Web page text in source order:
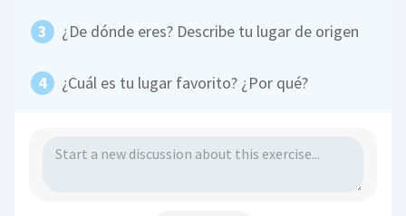
¿De dónde eres? Describe tu lugar de origen
¿Cuál es tu lugar favorito? ¿Por qué?